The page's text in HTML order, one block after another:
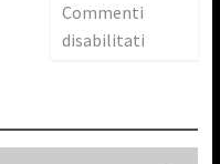
Commenti
disabilitati